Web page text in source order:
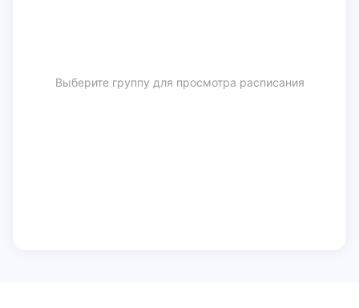
Выберите группу для просмотра расписания